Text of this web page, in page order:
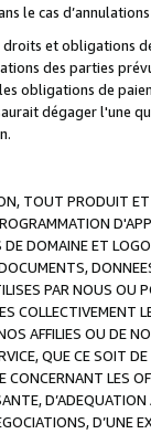
le cas
et obligations
des parties
obligations de
dégager l'une
TOUT PRODUIT
DOMAINE ET
PAR NOUS OU
COLLECTIVEMENT
AFFILIES OU DE
QUE CE SOIT
LES
D’UNE